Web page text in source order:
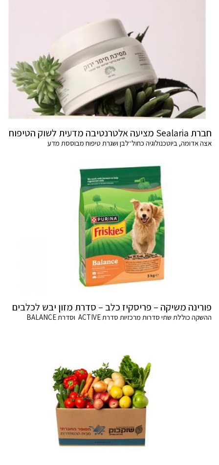
חברת Sealaria מציעה אלטרנטיבה מדעית לשוק הטיפוח
אצה אדומה, ביוטכנולוגיה כחול־לבן ושגרת טיפוח מבוססת מדע
פורינה משיקה – פריסקיז כלב – סדרת מזון יבש לכלבים
ההשקה כוללת שתי סדרות מרכזיות סדרת ACTIVE וסדרת BALANCE